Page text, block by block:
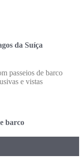
da Suíça
passeios de barco
e vistas
barco